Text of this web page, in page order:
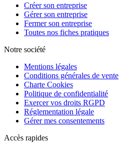
Créer son entreprise
Gérer son entreprise
Fermer son entreprise
Toutes nos fiches pratiques
Notre société
Mentions légales
Conditions générales de vente
Charte Cookies
Politique de confidentialité
Exercer vos droits RGPD
Réglementation légale
Gérer mes consentements
Accès rapides